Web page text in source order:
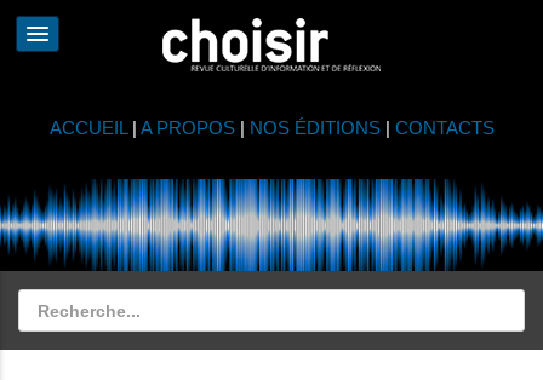
ACCUEIL | A PROPOS| NOS ÉDITIONS| CONTACTS